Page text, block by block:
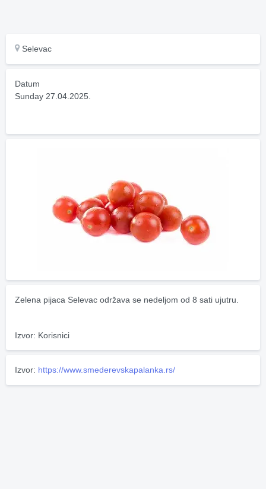
Selevac
Datum
Sunday 27.04.2025.
Zelena pijaca Selevac održava se nedeljom od 8 sati ujutru.
Izvor: Korisnici
Izvor: https://www.smederevskapalanka.rs/